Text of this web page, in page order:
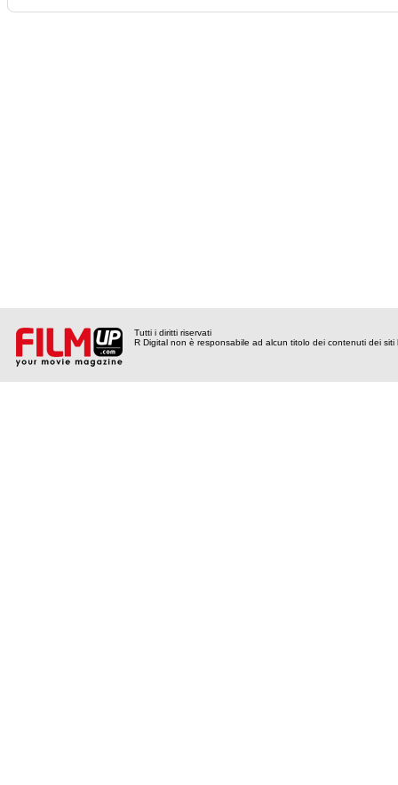
Tutti i diritti riservati
R Digital non è responsabile ad alcun titolo dei contenuti dei siti